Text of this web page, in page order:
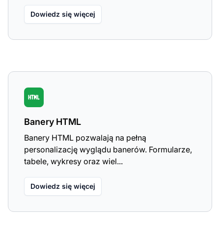
Dowiedz się więcej
Banery HTML
Banery HTML pozwalają na pełną
personalizację wyglądu banerów. Formularze,
tabele, wykresy oraz wiel...
Dowiedz się więcej